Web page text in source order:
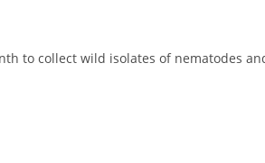
to collect wild isolates of nematodes